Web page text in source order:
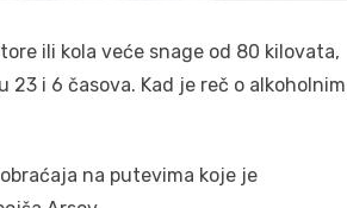
ili kola veće snage od 80 kilovata,
i 6 časova. Kad je reč o alkoholnim
na putevima koje je